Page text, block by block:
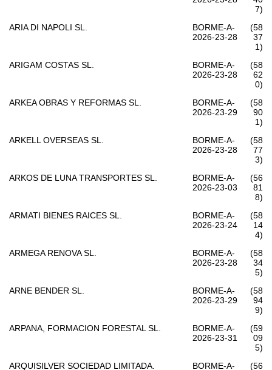
7)
ARIA DI NAPOLI SL.
BORME-A-
2026-23-28
(58
37
1)
ARIGAM COSTAS SL.
BORME-A-
2026-23-28
(58
62
0)
ARKEA OBRAS Y REFORMAS SL.
BORME-A-
2026-23-29
(58
90
1)
ARKELL OVERSEAS SL.
BORME-A-
2026-23-28
(58
77
3)
ARKOS DE LUNA TRANSPORTES SL.
BORME-A-
2026-23-03
(56
81
8)
ARMATI BIENES RAICES SL.
BORME-A-
2026-23-24
(58
14
4)
ARMEGA RENOVA SL.
BORME-A-
2026-23-28
(58
34
5)
ARNE BENDER SL.
BORME-A-
2026-23-29
(58
94
9)
ARPANA, FORMACION FORESTAL SL.
BORME-A-
2026-23-31
(59
09
5)
ARQUISILVER SOCIEDAD LIMITADA.
BORME-A-
(56